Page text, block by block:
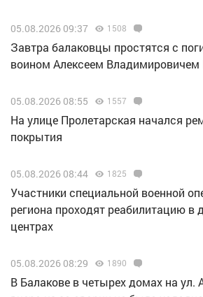
05.08.2026 09:37 1508
Завтра балаковцы простятся с
воином Алексеем
05.08.2026 08:55 1557
На улице Пролетарская начался
покрытия
05.08.2026 08:44 1825
Участники специальной военной
региона проходят реабилитацию в
центрах
05.08.2026 08:29 1890
В Балакове в четырех домах на ул.